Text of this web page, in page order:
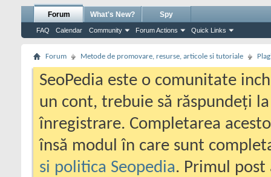
Forum
FAQ Calendar Community Forum Actions Quick Links
What's New? Spy
Forum Metode de promovare, resurse, articole si tutoriale
SeoPedia este o comunitate
un cont, trebuie să răspundeți
înregistrare. Completarea
însă modul în care sunt
si politica Seopedia. Primul